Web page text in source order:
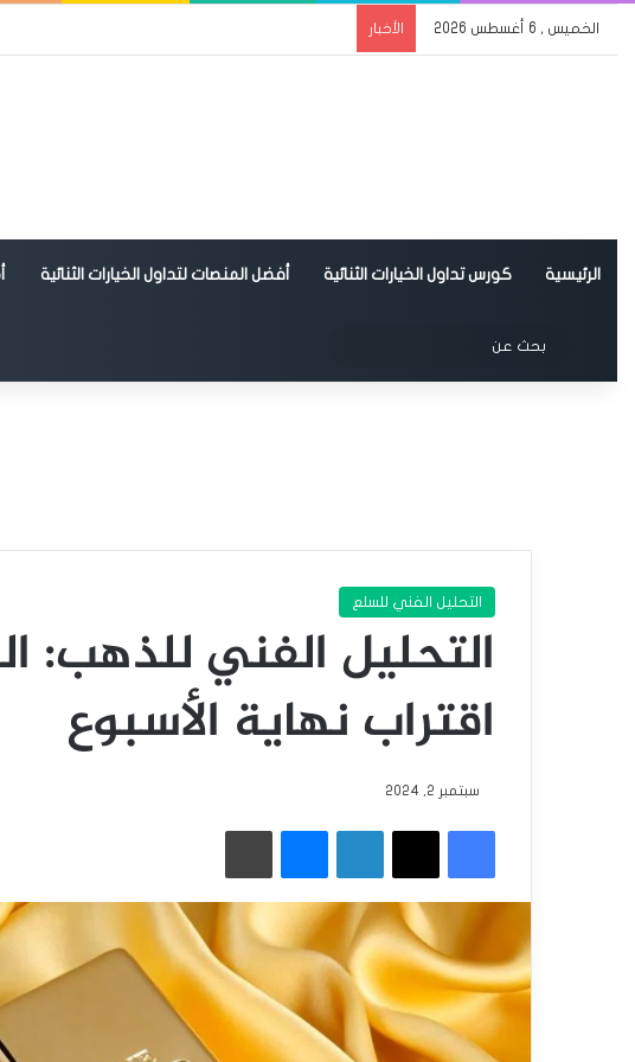
الخميس , 6 أغسطس 2026 الأخبار
الرئيسية كورس تداول الخيارات الثنائية أفضل المنصات لتداول الخيارات الثنائية
الوضع المظلم
عن
التحليل الفني للسلع
التحليل الفني للذهب:
اقتراب نهاية الأسبوع
سبتمبر 2, 2024
فيسبوك
‫X لينكدإن ماسنجر طباعة